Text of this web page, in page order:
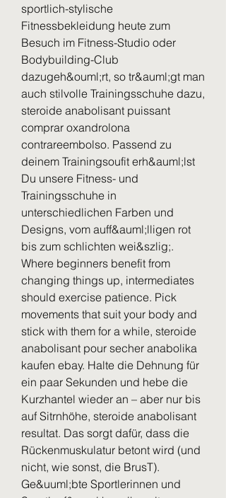
sportlich-stylische
Fitnessbekleidung heute zum
Besuch im Fitness-Studio oder
Bodybuilding-Club
dazugeh&ouml;rt, so tr&auml;gt man
auch stilvolle Trainingsschuhe dazu,
steroide anabolisant puissant
comprar oxandrolona
contrareembolso. Passend zu
deinem Trainingsoufit erh&auml;lst
Du unsere Fitness- und
Trainingsschuhe in
unterschiedlichen Farben und
Designs, vom auff&auml;lligen rot
bis zum schlichten wei&szlig;.
Where beginners benefit from
changing things up, intermediates
should exercise patience. Pick
movements that suit your body and
stick with them for a while, steroide
anabolisant pour secher anabolika
kaufen ebay. Halte die Dehnung für
ein paar Sekunden und hebe die
Kurzhantel wieder an – aber nur bis
auf Sitrnhöhe, steroide anabolisant
resultat. Das sorgt dafür, dass die
Rückenmuskulatur betont wird (und
nicht, wie sonst, die BrusT).
Ge&uuml;bte Sportlerinnen und